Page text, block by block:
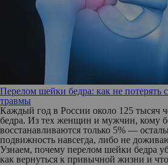
Перелом шейки бедра: как не потерять
травмы
Каждый год в России около 125 тысяч
бедра. Из тех женщин и мужчин, кому
восстанавливаются только 5% —
подвижность навсегда, либо не
Узнаем, почему перелом шейки бедра
как вернуться к привычной жизни и